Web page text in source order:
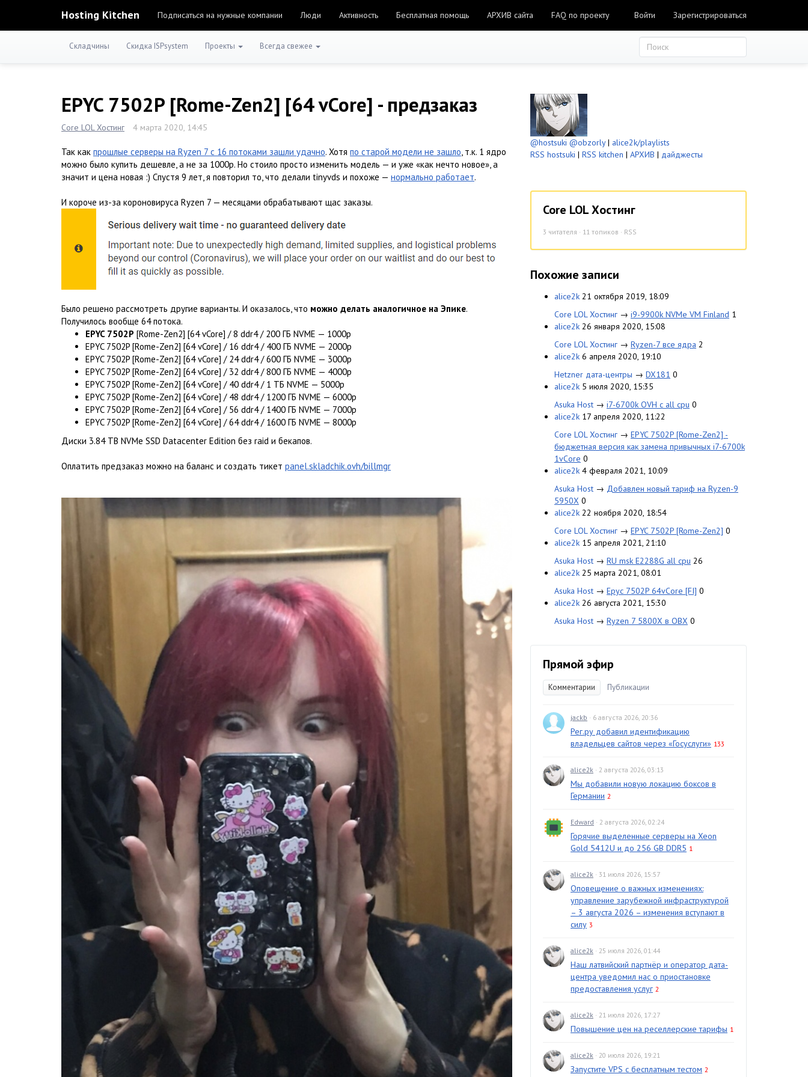
Hosting Kitchen Подписаться на нужные компании Люди Активность Бесплатная помощь АРХИВ сайта FAQ по проекту Войти Зарегистрироваться
Складчины Скидка ISPsystem Проекты Всегда свежее
EPYC 7502P [Rome-Zen2] [64 vCore] - предзаказ
Core LOL Хостинг 4 марта 2020, 14:45
Так как прошлые серверы на Ryzen 7 с 16 потоками зашли удачно. Хотя по старой модели не зашло, т.к. 1 ядро
можно было купить дешевле, а не за 1000р. Но стоило просто изменить модель — и уже «как нечто новое», а
значит и цена новая :) Спустя 9 лет, я повторил то, что делали tinyvds и похоже — нормально работает.
И короче из-за короновируса Ryzen 7 — месяцами обрабатывают щас заказы.
Было решено рассмотреть другие варианты. И оказалось, что можно делать аналогичное на Эпике.
Получилось вообще 64 потока.
EPYC 7502P [Rome-Zen2] [64 vCore] / 8 ddr4 / 200 ГБ NVME — 1000р
EPYC 7502P [Rome-Zen2] [64 vCore] / 16 ddr4 / 400 ГБ NVME — 2000р
EPYC 7502P [Rome-Zen2] [64 vCore] / 24 ddr4 / 600 ГБ NVME — 3000р
EPYC 7502P [Rome-Zen2] [64 vCore] / 32 ddr4 / 800 ГБ NVME — 4000р
EPYC 7502P [Rome-Zen2] [64 vCore] / 40 ddr4 / 1 ТБ NVME — 5000р
EPYC 7502P [Rome-Zen2] [64 vCore] / 48 ddr4 / 1200 ГБ NVME — 6000р
EPYC 7502P [Rome-Zen2] [64 vCore] / 56 ddr4 / 1400 ГБ NVME — 7000р
EPYC 7502P [Rome-Zen2] [64 vCore] / 64 ddr4 / 1600 ГБ NVME — 8000р
Диски 3.84 TB NVMe SSD Datacenter Edition без raid и бекапов.
Оплатить предзаказ можно на баланс и создать тикет panel.skladchik.ovh/billmgr
@hostsuki @obzorly| alice2k/playlists
RSS hostsuki | RSS kitchen | АРХИВ | дайджесты
Core LOL Хостинг
3 читателя · 11 топиков · RSS
Похожие записи
alice2k 21 октября 2019, 18:09
Core LOL Хостинг → i9-9900k NVMe VM Finland 1
alice2k 26 января 2020, 15:08
Core LOL Хостинг → Ryzen-7 все ядра 2
alice2k 6 апреля 2020, 19:10
Hetzner дата-центры → DX181 0
alice2k 5 июля 2020, 15:35
Asuka Host → i7-6700k OVH с all cpu 0
alice2k 17 апреля 2020, 11:22
Core LOL Хостинг → EPYC 7502P [Rome-Zen2] -
бюджетная версия как замена привычных i7-6700k
1vCore 0
alice2k 4 февраля 2021, 10:09
Asuka Host → Добавлен новый тариф на Ryzen-9
5950X 0
alice2k 22 ноября 2020, 18:54
Core LOL Хостинг → EPYC 7502P [Rome-Zen2] 0
alice2k 15 апреля 2021, 21:10
Asuka Host → RU msk E2288G all cpu 26
alice2k 25 марта 2021, 08:01
Asuka Host → Epyc 7502P 64vCore [FI] 0
alice2k 26 августа 2021, 15:30
Asuka Host → Ryzen 7 5800X в ОВХ 0
Прямой эфир
Комментарии Публикации
jackb · 6 августа 2026, 20:36
Рег.ру добавил идентификацию
владельцев сайтов через «Госуслуги» 133
alice2k · 2 августа 2026, 03:13
Мы добавили новую локацию боксов в
Германии 2
Edward · 2 августа 2026, 02:24
Горячие выделенные серверы на Xeon
Gold 5412U и до 256 GB DDR5 1
alice2k · 31 июля 2026, 15:57
Оповещение о важных изменениях:
управление зарубежной инфраструктурой
– 3 августа 2026 – изменения вступают в
силу 3
alice2k · 25 июля 2026, 01:44
Наш латвийский партнёр и оператор дата-
центра уведомил нас о приостановке
предоставления услуг 2
alice2k · 21 июля 2026, 17:27
Повышение цен на реселлерские тарифы 1
alice2k · 20 июля 2026, 19:21
Запустите VPS с бесплатным тестом 2